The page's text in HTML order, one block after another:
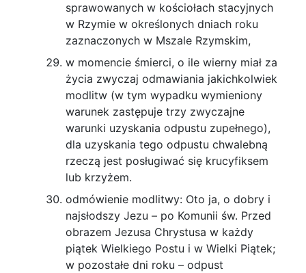
sprawowa­nych w kościołach stacyjnych
w Rzymie w okre­ślonych dniach roku
zaznaczonych w Mszale Rzymskim,
w momencie śmierci, o ile wierny miał za
ży­cia zwyczaj odmawiania jakichkolwiek
modlitw (w tym wypadku wymieniony
warunek zastępuje trzy zwy­czajne
warunki uzyskania odpustu zupełnego),
dla uzyskania tego odpustu chwalebną
rzeczą jest po­sługiwać się krucyfiksem
lub krzyżem.
odmówienie modlitwy: Oto ja, o dobry i
najsłod­szy Jezu – po Komunii św. Przed
obrazem Jezusa Chrystusa w każdy
piątek Wielkiego Postu i w Wielki Piątek;
w pozostałe dni roku – odpust